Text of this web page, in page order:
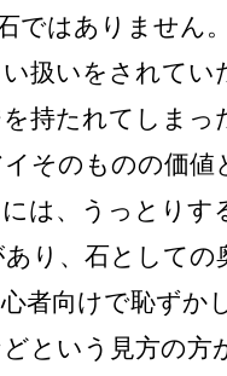
ではありません
扱いをされてい
持たれてしまっ
そのものの価値
は、うっとりす
り、石としての
者向けで恥ずか
という見方の方